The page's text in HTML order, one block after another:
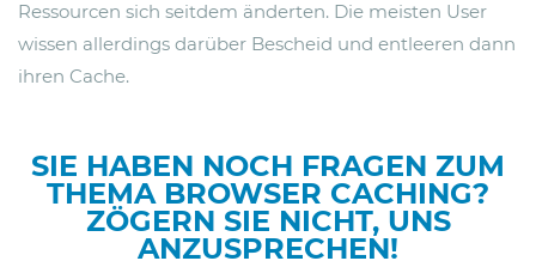
Ressourcen sich seitdem änderten. Die meisten User
wissen allerdings darüber Bescheid und entleeren dann
ihren Cache.
SIE HABEN NOCH FRAGEN ZUM
THEMA BROWSER CACHING?
ZÖGERN SIE NICHT, UNS
ANZUSPRECHEN!